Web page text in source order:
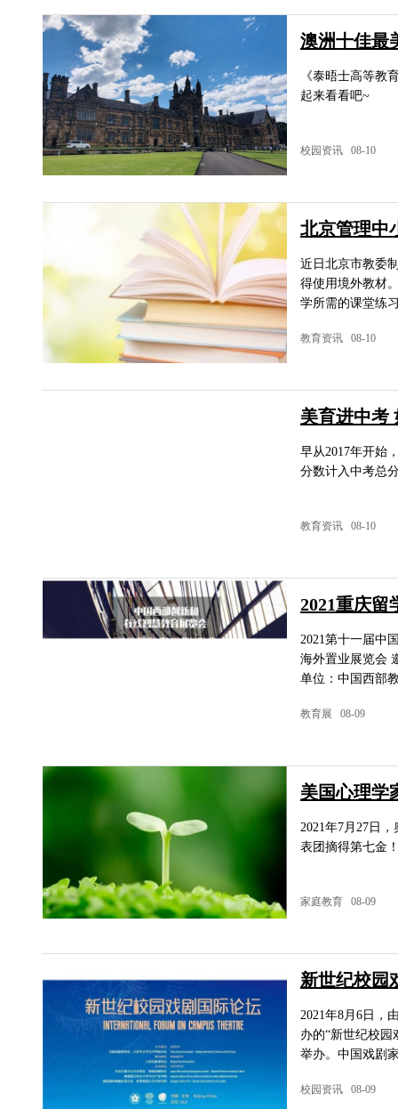
澳洲十佳最
《泰晤士高等教
起来看看吧~
校园资讯 08-10
北京管理中
近日北京市教委
得使用境外教材
学所需的课堂练
教育资讯 08-10
美育进中考
早从2017年开始
分数计入中考总
教育资讯 08-10
2021重庆留
2021第十一届中
海外置业展览会 邀请函 时间：时间：2021年12月4--5日 地点：重
教育展 08-09
美国心理学
2021年7月27日
表团摘得第七金
家庭教育 08-09
新世纪校园
2021年8月6日，
办的“新世纪校
举办。中国戏剧
校园资讯 08-09